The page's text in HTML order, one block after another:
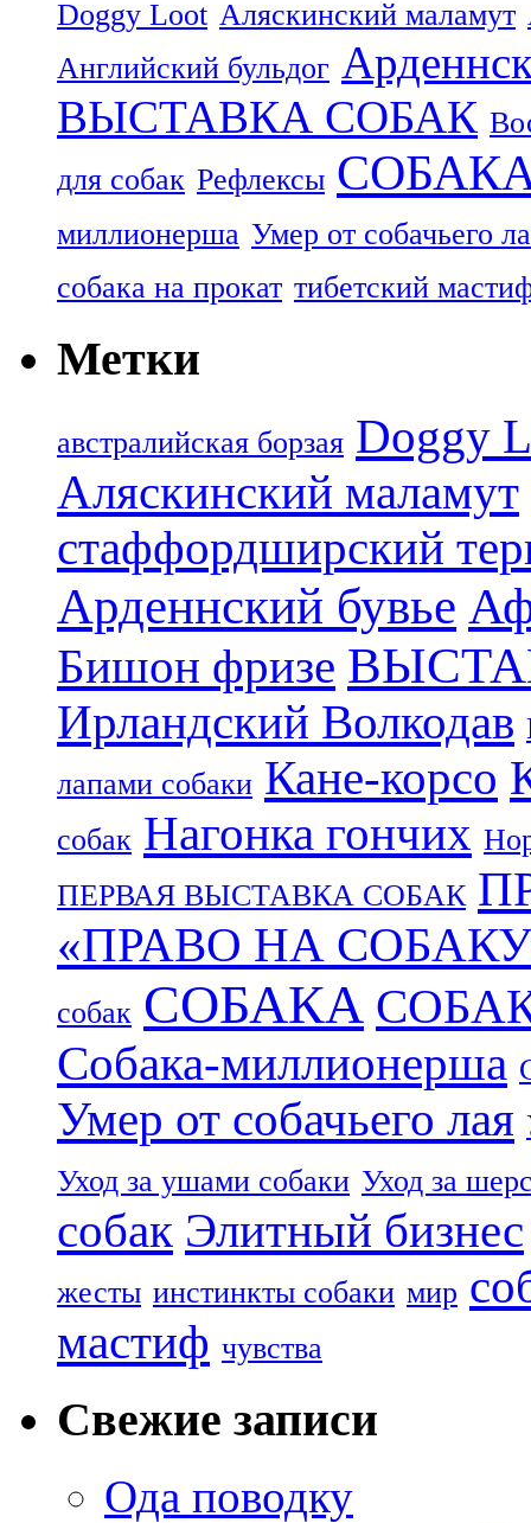
Doggy Loot Аляскинский маламут
Английский бульдог
ВЫСТАВКА СОБАК
для собак Рефлексы
миллионерша Умер от собачьего
собака на прокат тибетский
Метки
aвстралийская борзая Doggy
Аляскинский маламут
стаффордширский
Арденнский бувье
Бишон фризе
Ирландский Волкодав
лапами собаки Кане-корсо
собак Нагонка гончих
ПЕРВАЯ ВЫСТАВКА СОБАК
«ПРАВО НА
собак СОБАКА
Собака-миллионерша
Умер от собачьего лая
Уход за ушами собаки Уход за
собак Элитный бизнес
жесты инстинкты собаки мир
мастиф чувства
Свежие записи
Ода поводку